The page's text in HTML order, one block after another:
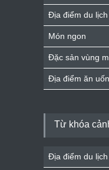
Địa điểm du lịch
Món ngon
Đặc sản vùng
Địa điểm ăn
Từ khóa
Địa điểm du